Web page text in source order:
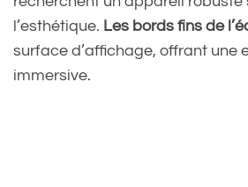
l’esthétique. Les bords fins de
surface d’affichage, offrant une
immersive.